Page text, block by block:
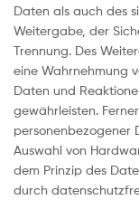
Daten als auch des
Weitergabe, der
Trennung. Des
eine Wahrnehmung
Daten und
gewährleisten.
personenbezogener
Auswahl von
dem Prinzip des
durch